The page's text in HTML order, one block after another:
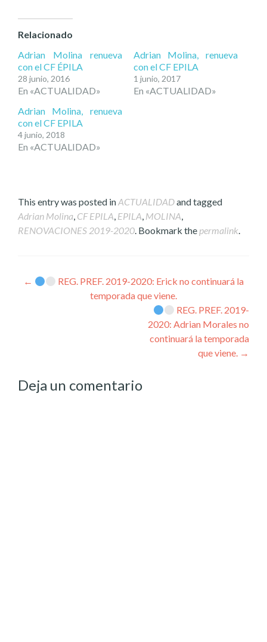
Relacionado
Adrian Molina renueva
con el CF ÉPILA
28 junio, 2016
En «ACTUALIDAD»
Adrian Molina, renueva
con el CF EPILA
1 junio, 2017
En «ACTUALIDAD»
Adrian Molina, renueva
con el CF EPILA
4 junio, 2018
En «ACTUALIDAD»
This entry was posted inACTUALIDADand tagged
Adrian Molina, CF EPILA, EPILA, MOLINA,
RENOVACIONES 2019-2020. Bookmark the permalink.
Post
navigation
←
REG. PREF. 2019-2020: Erick no continuará la
temporada que viene.
REG. PREF. 2019-
2020: Adrian Morales no
continuará la temporada
que viene. →
Deja un comentario